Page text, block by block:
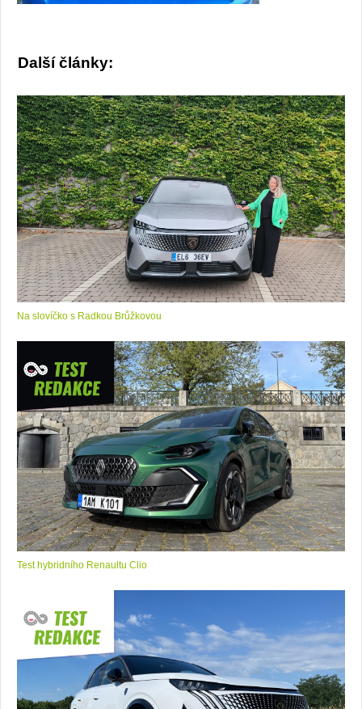
Další články:
Na slovíčko s Radkou Brůžkovou
Test hybridního Renaultu Clio